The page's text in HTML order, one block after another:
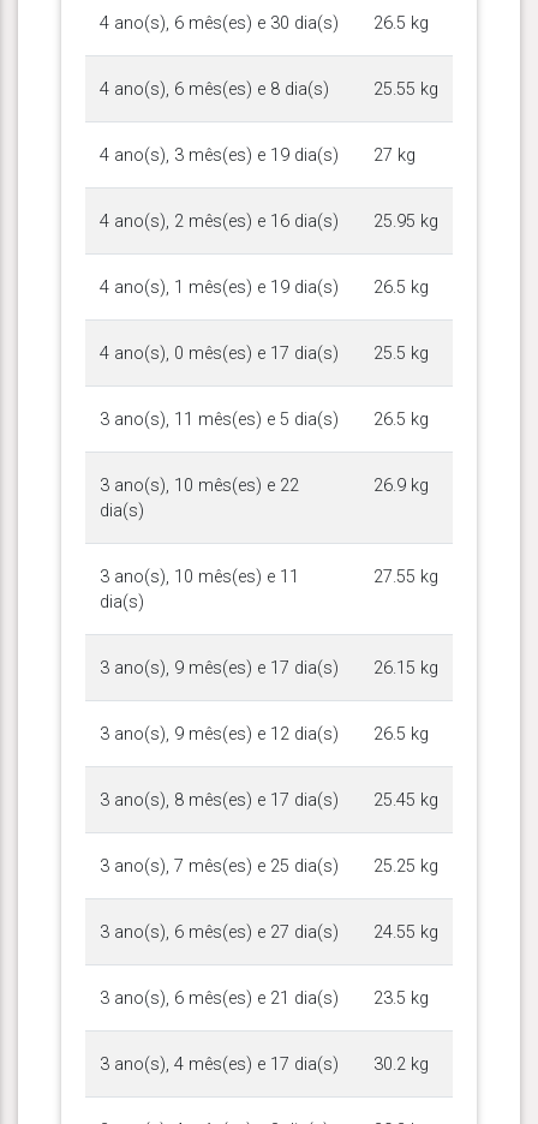
4 ano(s), 6 mês(es) e 30 dia(s) 26.5 kg
4 ano(s), 6 mês(es) e 8 dia(s) 25.55 kg
4 ano(s), 3 mês(es) e 19 dia(s) 27 kg
4 ano(s), 2 mês(es) e 16 dia(s) 25.95 kg
4 ano(s), 1 mês(es) e 19 dia(s) 26.5 kg
4 ano(s), 0 mês(es) e 17 dia(s) 25.5 kg
3 ano(s), 11 mês(es) e 5 dia(s) 26.5 kg
3 ano(s), 10 mês(es) e 22
dia(s)
26.9 kg
3 ano(s), 10 mês(es) e 11
dia(s)
27.55 kg
3 ano(s), 9 mês(es) e 17 dia(s) 26.15 kg
3 ano(s), 9 mês(es) e 12 dia(s) 26.5 kg
3 ano(s), 8 mês(es) e 17 dia(s) 25.45 kg
3 ano(s), 7 mês(es) e 25 dia(s) 25.25 kg
3 ano(s), 6 mês(es) e 27 dia(s) 24.55 kg
3 ano(s), 6 mês(es) e 21 dia(s) 23.5 kg
3 ano(s), 4 mês(es) e 17 dia(s) 30.2 kg